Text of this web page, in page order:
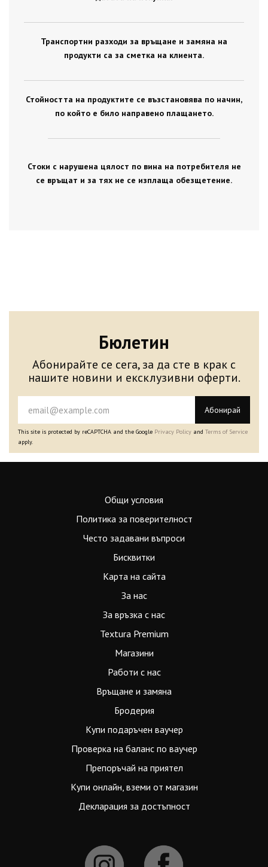
Транспортни разходи за връщане и замяна на
продукти са за сметка на клиента.
Стойността на продуктите се възстановява по начин,
по който е било направено плащането.
Стоки с нарушена цялост по вина на потребителя не
се връщат и за тях не се изплаща обезщетение.
Бюлетин
Абонирайте се сега, за да сте в крак с
нашите новини и ексклузивни оферти.
Абонирай
This site is protected by reCAPTCHA and the Google Privacy Policy and Terms of Service
apply.
Общи условия
Политика за поверителност
Често задавани въпроси
Бисквитки
Карта на сайта
За нас
За връзка с нас
Textura Premium
Магазини
Работи с нас
Връщане и замяна
Бродерия
Купи подаръчен ваучер
Проверка на баланс по ваучер
Препоръчай на приятел
Купи онлайн, вземи от магазин
Декларация за достъпност